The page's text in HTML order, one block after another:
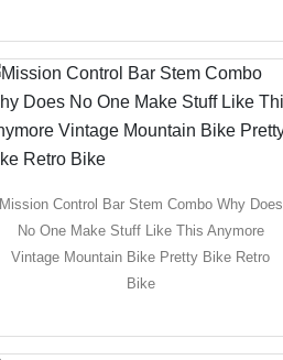
Mission Control Bar Stem Combo Why Does
No One Make Stuff Like This Anymore
Vintage Mountain Bike Pretty Bike Retro
Bike